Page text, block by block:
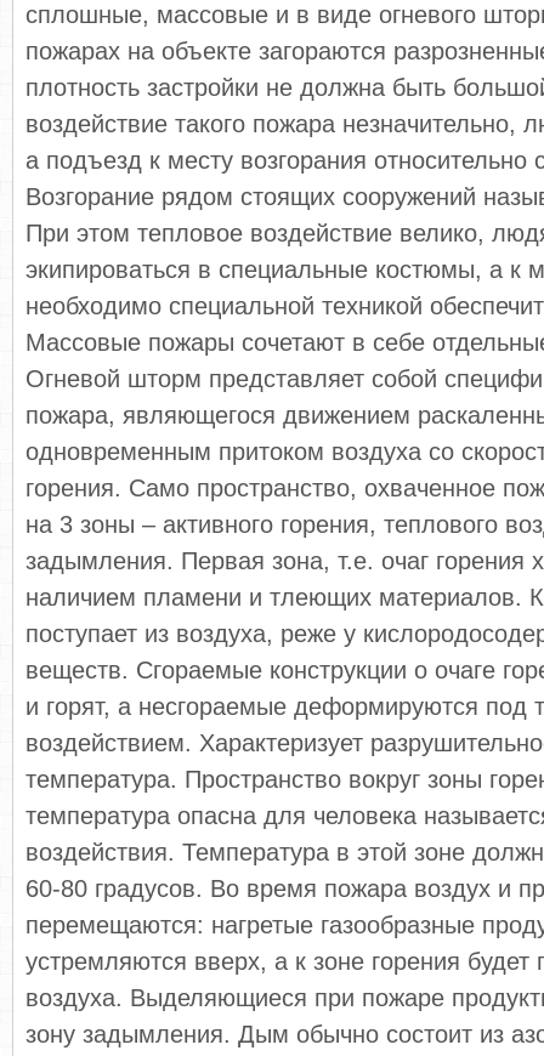
сплошные, массовые и в виде огневого
пожарах на объекте загораются
плотность застройки не должна быть
воздействие такого пожара незначительно,
а подъезд к месту возгорания относительно
Возгорание рядом стоящих сооружений
При этом тепловое воздействие велико,
экипироваться в специальные костюмы, а к
необходимо специальной техникой
Массовые пожары сочетают в себе
Огневой шторм представляет собой
пожара, являющегося движением
одновременным притоком воздуха со
горения. Само пространство, охваченное
на 3 зоны – активного горения, теплового
задымления. Первая зона, т.е. очаг горения
наличием пламени и тлеющих материалов.
поступает из воздуха, реже у
веществ. Сгораемые конструкции о очаге
и горят, а несгораемые деформируются под
воздействием. Характеризует
температура. Пространство вокруг зоны
температура опасна для человека
воздействия. Температура в этой зоне
60-80 градусов. Во время пожара воздух и
перемещаются: нагретые газообразные
устремляются вверх, а к зоне горения будет
воздуха. Выделяющиеся при пожаре
зону задымления. Дым обычно состоит из